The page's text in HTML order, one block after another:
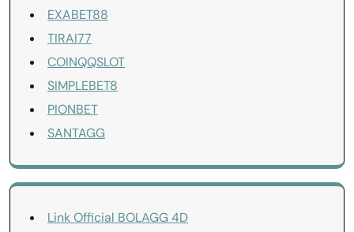
EXABET88
TIRAI77
COINQQSLOT
SIMPLEBET8
PIONBET
SANTAGG
Link Official BOLAGG 4D